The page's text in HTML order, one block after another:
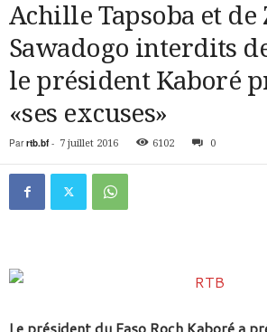
Achille Tapsoba et de
Sawadogo interdits
le président Kaboré
«ses excuses»
Par rtb.bf- 7 juillet 2016 6102 0